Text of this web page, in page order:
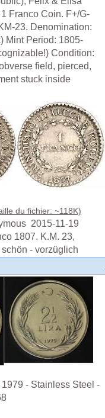
Franco Coin. F+/G-
23. Denomination:
Mint Period: 1805-
Condition:
field, pierced,
stuck inside
du fichier: ~118K)
2015-11-19
1807. K.M. 23,
- vorzüglich
- Stainless Steel -